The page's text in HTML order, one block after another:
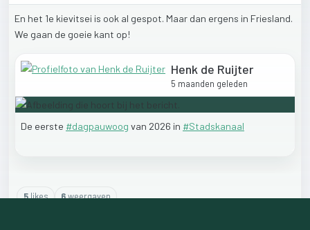
En het 1e kievitsei is ook al gespot. Maar dan ergens in Friesland.
We gaan de goeie kant op!
Henk de Ruijter
5 maanden geleden
De eerste #dagpauwoog van 2026 in #Stadskanaal
5likes 6weergaven